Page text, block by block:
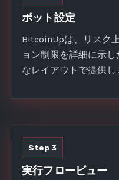
ボット設定
BitcoinUpは、リスク
ョン制限を詳細に示
なレイアウトで提供し
Step 3
実行フロービュー